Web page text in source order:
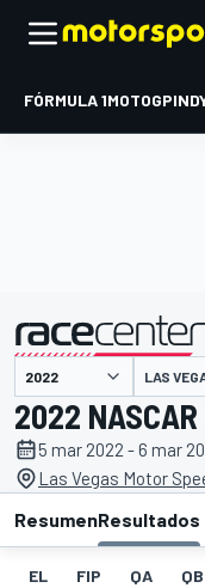
FÓRMULA 1MOTOGP
presentado por LAS
2022
5 mar 2022 - 6 mar
Las Vegas Motor
ResumenResultados
EL FIP QA QB